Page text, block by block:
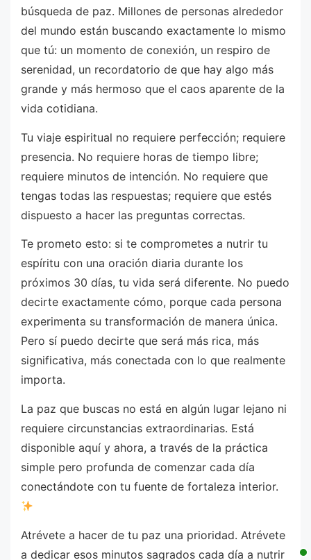
búsqueda de paz. Millones de personas alrededor
del mundo están buscando exactamente lo mismo
que tú: un momento de conexión, un respiro de
serenidad, un recordatorio de que hay algo más
grande y más hermoso que el caos aparente de la
vida cotidiana.
Tu viaje espiritual no requiere perfección; requiere
presencia. No requiere horas de tiempo libre;
requiere minutos de intención. No requiere que
tengas todas las respuestas; requiere que estés
dispuesto a hacer las preguntas correctas.
Te prometo esto: si te comprometes a nutrir tu
espíritu con una oración diaria durante los
próximos 30 días, tu vida será diferente. No puedo
decirte exactamente cómo, porque cada persona
experimenta su transformación de manera única.
Pero sí puedo decirte que será más rica, más
significativa, más conectada con lo que realmente
importa.
La paz que buscas no está en algún lugar lejano ni
requiere circunstancias extraordinarias. Está
disponible aquí y ahora, a través de la práctica
simple pero profunda de comenzar cada día
conectándote con tu fuente de fortaleza interior.
Atrévete a hacer de tu paz una prioridad. Atrévete
a dedicar esos minutos sagrados cada día a nutrir